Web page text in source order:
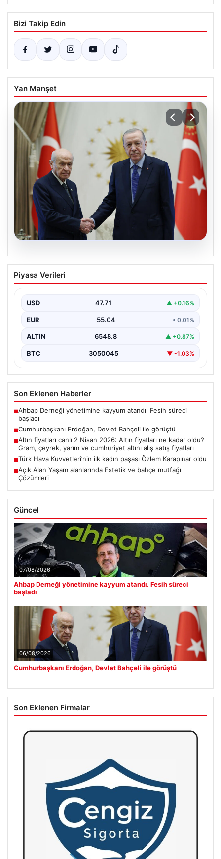
Bizi Takip Edin
Yan Manşet
06.08.2026
Cumhurbaşkanı Erdoğan, Devlet
Bahçeli ile görüştü
Piyasa Verileri
USD 47.71 ▲ +0.16%
EUR 55.04 • 0.01%
ALTIN 6548.8 ▲ +0.87%
BTC 3050045 ▼ -1.03%
Son Eklenen Haberler
■Ahbap Derneği yönetimine kayyum atandı. Fesih süreci
başladı
■Cumhurbaşkanı Erdoğan, Devlet Bahçeli ile görüştü
■Altın fiyatları canlı 2 Nisan 2026: Altın fiyatları ne kadar oldu?
Gram, çeyrek, yarım ve cumhuriyet altını alış satış fiyatları
■Türk Hava Kuvvetleri’nin ilk kadın paşası Özlem Karapınar oldu
■Açık Alan Yaşam alanlarında Estetik ve bahçe mutfağı
Çözümleri
Güncel
07/08/2026
Ahbap Derneği yönetimine kayyum atandı. Fesih süreci
başladı
06/08/2026
Cumhurbaşkanı Erdoğan, Devlet Bahçeli ile görüştü
Son Eklenen Firmalar